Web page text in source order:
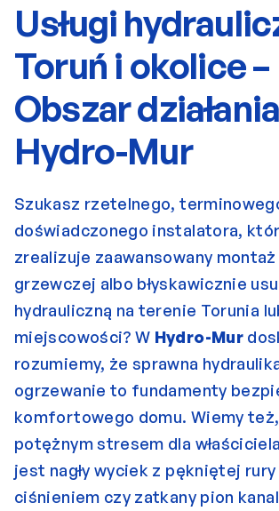
Usługi
Toruń i okolice –
Obszar działania
Hydro-Mur
Szukasz rzetelnego,
doświadczonego instalatora,
zrealizuje zaawansowany
grzewczej albo błyskawicznie
hydrauliczną na terenie Torunia
miejscowości? W Hydro-Mur
rozumiemy, że sprawna
ogrzewanie to fundamenty
komfortowego domu. Wiemy
potężnym stresem dla
jest nagły wyciek z pękniętej rury
ciśnieniem czy zatkany pion